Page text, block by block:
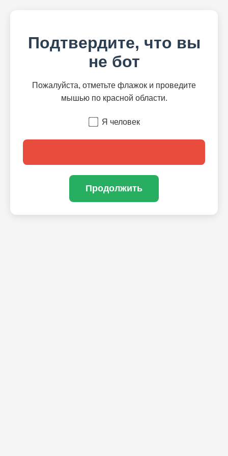
Подтвердите, что вы
не бот
Пожалуйста, отметьте флажок и проведите
мышью по красной области.
Я человек
Продолжить